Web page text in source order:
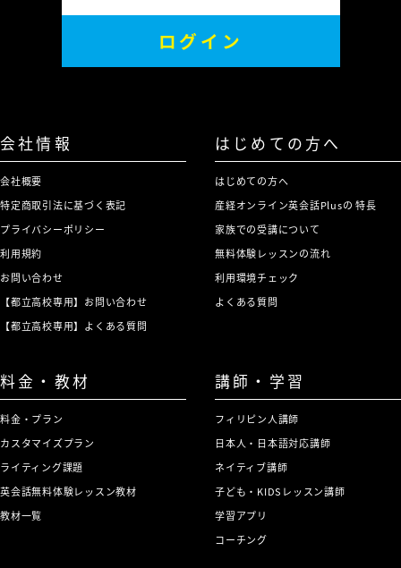
ログイン
会社情報
会社概要
特定商取引法に基づく表記
プライバシーポリシー
利用規約
お問い合わせ
【都立高校専用】お問い合わせ
【都立高校専用】よくある質問
はじめての方へ
はじめての方へ
産経オンライン英会話Plusの 特長
家族での受講について
無料体験レッスンの流れ
利用環境チェック
よくある質問
料金・教材
料金・プラン
カスタマイズプラン
ライティング課題
英会話無料体験レッスン教材
教材一覧
講師・学習
フィリピン人講師
日本人・日本語対応講師
ネイティブ講師
子ども・KIDSレッスン講師
学習アプリ
コーチング